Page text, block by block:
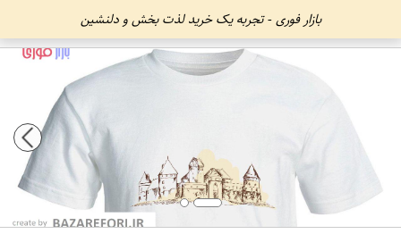
بازار فوری - تجربه یک خرید لذت بخش و دلنشین